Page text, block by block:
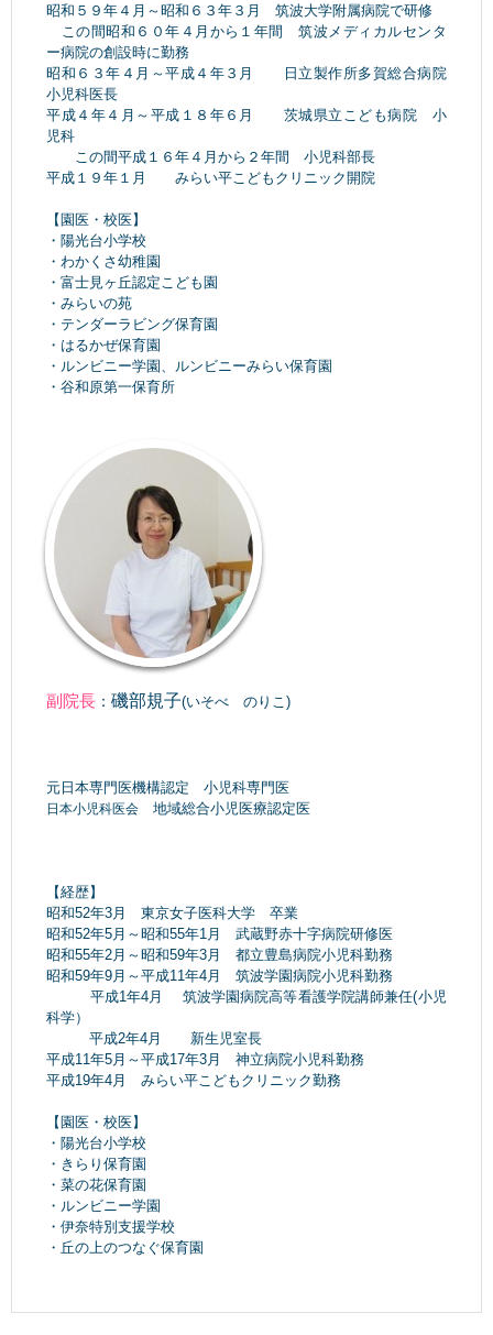
昭和５９年４月～昭和６３年３月 筑波大学附属病院で研修
この間昭和６０年４月から１年間 筑波メディカルセンタ
ー病院の創設時に勤務
昭和６３年４月～平成４年３月 日立製作所多賀総合病院
小児科医長
平成４年４月～平成１８年６月 茨城県立こども病院 小
児科
この間平成１６年４月から２年間 小児科部長
平成１９年１月 みらい平こどもクリニック開院
【園医・校医】
・陽光台小学校
・わかくさ幼稚園
・富士見ヶ丘認定こども園
・みらいの苑
・テンダーラビング保育園
・はるかぜ保育園
・ルンビニー学園、ルンビニーみらい保育園
・谷和原第一保育所
副院長 ：磯部規子(いそべ のりこ)
元日本専門医機構認定 小児科専門医
日本小児科医会 地域総合小児医療認定医
【経歴】
昭和52年3月 東京女子医科大学 卒業
昭和52年5月～昭和55年1月 武蔵野赤十字病院研修医
昭和55年2月～昭和59年3月 都立豊島病院小児科勤務
昭和59年9月～平成11年4月 筑波学園病院小児科勤務
平成1年4月 筑波学園病院高等看護学院講師兼任(小児
科学）
平成2年4月 新生児室長
平成11年5月～平成17年3月 神立病院小児科勤務
平成19年4月 みらい平こどもクリニック勤務
【園医・校医】
・陽光台小学校
・きらり保育園
・菜の花保育園
・ルンビニー学園
・伊奈特別支援学校
・丘の上のつなぐ保育園